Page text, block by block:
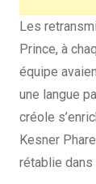
Les
Prince, à
équipe
une langue
créole
Kesner
rétablie